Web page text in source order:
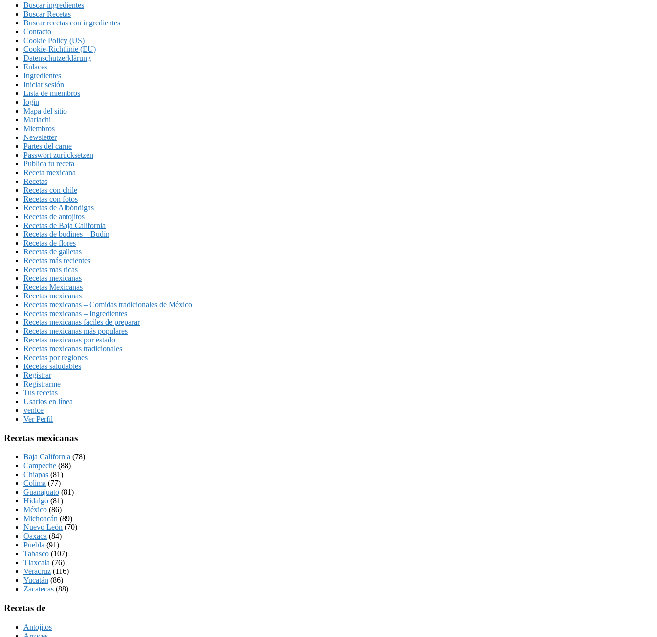
Buscar ingredientes
Buscar Recetas
Buscar recetas con ingredientes
Contacto
Cookie Policy (US)
Cookie-Richtlinie (EU)
Datenschutzerklärung
Enlaces
Ingredientes
Iniciar sesión
Lista de miembros
login
Mapa del sitio
Mariachi
Miembros
Newsletter
Partes del carne
Passwort zurücksetzen
Publica tu receta
Receta mexicana
Recetas
Recetas con chile
Recetas con fotos
Recetas de Albóndigas
Recetas de antojitos
Recetas de Baja California
Recetas de budines – Budín
Recetas de flores
Recetas de galletas
Recetas más recientes
Recetas mas ricas
Recetas mexicanas
Recetas Mexicanas
Recetas mexicanas
Recetas mexicanas – Comidas tradicionales de México
Recetas mexicanas – Ingredientes
Recetas mexicanas fáciles de preparar
Recetas mexicanas más populares
Recetas mexicanas por estado
Recetas mexicanas tradicionales
Recetas por regiones
Recetas saludables
Registrar
Registrarme
Tus recetas
Usarios en línea
venice
Ver Perfil
Recetas mexicanas
Baja California (78)
Campeche (88)
Chiapas (81)
Colima (77)
Guanajuato (81)
Hidalgo (81)
México (86)
Michoacán (89)
Nuevo León (70)
Oaxaca (84)
Puebla (91)
Tabasco (107)
Tlaxcala (76)
Veracruz (116)
Yucatán (86)
Zacatecas (88)
Recetas de
Antojitos